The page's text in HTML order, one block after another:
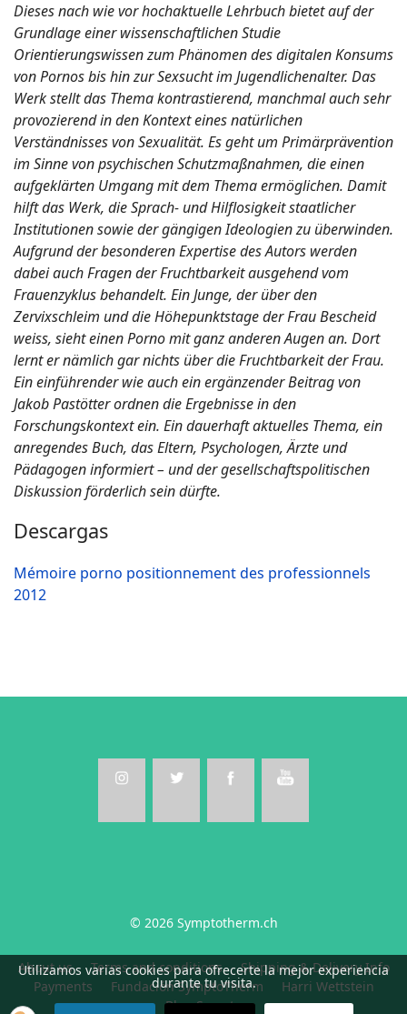
Dieses nach wie vor hochaktuelle Lehrbuch bietet auf der
Grundlage einer wissenschaftlichen Studie
Orientierungswissen zum Phänomen des digitalen Konsums
von Pornos bis hin zur Sexsucht im Jugendlichenalter. Das
Werk stellt das Thema kontrastierend, manchmal auch sehr
provozierend in den Kontext eines natürlichen
Verständnisses von Sexualität. Es geht um Primärprävention
im Sinne von psychischen Schutzmaßnahmen, die einen
aufgeklärten Umgang mit dem Thema ermöglichen. Damit
hilft das Werk, die Sprach- und Hilflosigkeit staatlicher
Institutionen sowie der gängigen Ideologien zu überwinden.
Aufgrund der besonderen Expertise des Autors werden
dabei auch Fragen der Fruchtbarkeit ausgehend vom
Frauenzyklus behandelt. Ein Junge, der über den
Zervixschleim und die Höhepunktstage der Frau Bescheid
weiss, sieht einen Porno mit ganz anderen Augen an. Dort
lernt er nämlich gar nichts über die Fruchtbarkeit der Frau.
Ein einführender wie auch ein ergänzender Beitrag von
Jakob Pastötter ordnen die Ergebnisse in den
Forschungskontext ein. Ein dauerhaft aktuelles Thema, ein
anregendes Buch, das Eltern, Psychologen, Ärzte und
Pädagogen informiert – und der gesellschaftspolitischen
Diskussion förderlich sein dürfte.
Descargas
Mémoire porno positionnement des professionnels
2012
© 2026 Symptotherm.ch
About us Terms and conditions
Shipping & Delivery Info
Payments
Fundación SymptoTherm
Harri Wettstein
Blog Sympto
Utilizamos varias cookies para ofrecerte la mejor experiencia
durante tu visita.